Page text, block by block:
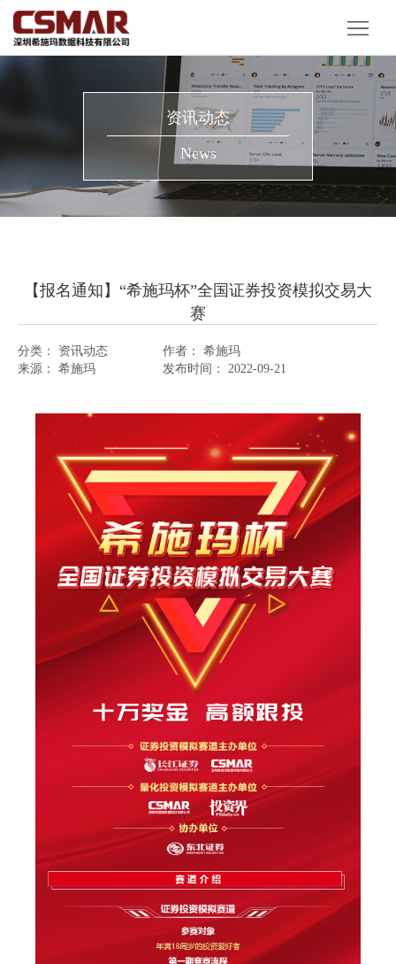
首
页
产
案
案
资讯动态
News
【报名通知】“希施玛杯”全国证券投资模拟交易大
赛
分类： 资讯动态 作者：
希施玛
来源：
希施玛 发布时间： 2022-09-21